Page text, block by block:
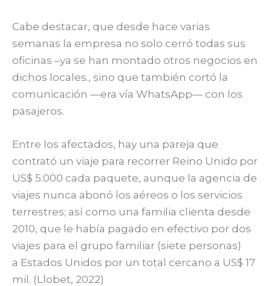
Cabe destacar, que desde hace varias
semanas la empresa no solo cerró todas sus
oficinas –ya se han montado otros negocios en
dichos locales., sino que también cortó la
comunicación —era vía WhatsApp— con los
pasajeros.
Entre los afectados, hay una pareja que
contrató un viaje para recorrer Reino Unido por
US$ 5.000 cada paquete, aunque la agencia de
viajes nunca abonó los aéreos o los servicios
terrestres; así como una familia clienta desde
2010, que le había pagado en efectivo por dos
viajes para el grupo familiar (siete personas)
a Estados Unidos por un total cercano a US$ 17
mil. (Llobet, 2022)